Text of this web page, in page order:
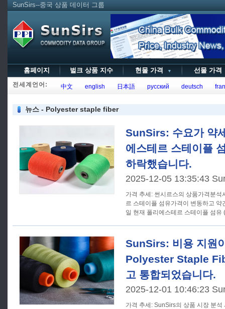
SunSirs--중국 상품 데이터 그룹
홈페이지 벌크 상품 지수 현물 가격 ▼ 선물 가
전세계언어: 中文 english 日本語 русский deutsch
뉴스 - Polyester staple fiber
SunSirs: 수요가 약
에스테르 스테이플
하락했습니다.
2025-12-05 13:35:43
가격 추세: 썬시르스의 상품가격분석시스템에 따르면 국내 폴리에스테
르 스테이플 섬유가격이 변동하고
일 현재 폴리에스테르 스테이플 섬유
SunSirs: 비용 지원
Polyester Staple
고 통합되었습니다.
2025-12-01 10:46:23
가격 추세: SunSirs의 상품 시장 분석 시스템에 따르면 최근 국내 폴리